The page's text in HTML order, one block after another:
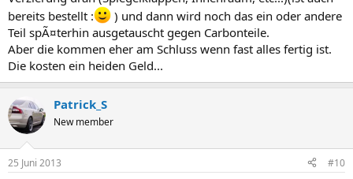
bereits bestellt :
) und dann wird noch das ein oder andere
Teil spÃ¤terhin ausgetauscht gegen Carbonteile.
Aber die kommen eher am Schluss wenn fast alles fertig ist.
Die kosten ein heiden Geld...
Patrick_S
New member
25 Juni 2013 #10